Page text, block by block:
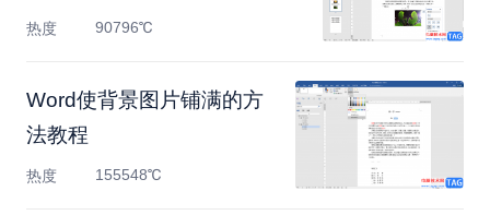
热度 90796℃
Word使背景图片铺满的方
法教程
热度 155548℃